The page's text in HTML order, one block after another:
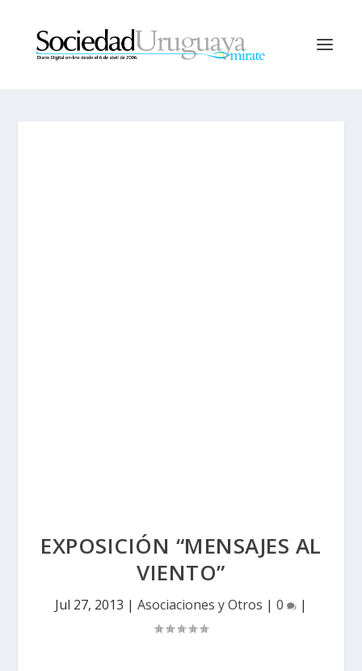
EXPOSICIÓN “MENSAJES AL
VIENTO”
Jul 27, 2013 | Asociaciones y Otros | 0 |